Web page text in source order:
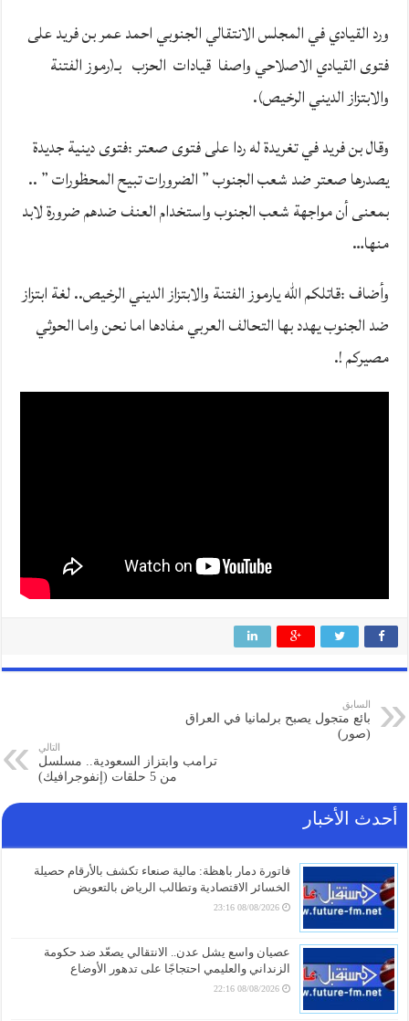
ورد القيادي في المجلس الانتقالي الجنوبي احمد عمر بن فريد على
فتوى القيادي الاصلاحي واصفا قيادات الحزب بـ(رموز الفتنة
والابتزاز الديني الرخيص).
وقال بن فريد في تغريدة له ردا على فتوى صعتر :فتوى دينية جديدة
يصدرها صعتر ضد شعب الجنوب ” الضرورات تبيح المحظورات ” ..
بمعنى أن مواجهة شعب الجنوب واستخدام العنف ضدهم ضرورة لابد
منها…
وأضاف :قاتلكم الله يارموز الفتنة والابتزاز الديني الرخيص.. لغة ابتزاز
ضد الجنوب يهدد بها التحالف العربي مفادها اما نحن واما الحوثي
مصيركم !.
السابق
بائع متجول يصبح برلمانيا في العراق
(صور)
التالي
ترامب وابتزاز السعودية.. مسلسل
من 5 حلقات (إنفوجرافيك)
أحدث الأخبار
فاتورة دمار باهظة: مالية صنعاء تكشف بالأرقام حصيلة
الخسائر الاقتصادية وتطالب الرياض بالتعويض
08/08/2026 23:16
عصيان واسع يشل عدن.. الانتقالي يصعّد ضد حكومة
الزنداني والعليمي احتجاجًا على تدهور الأوضاع
08/08/2026 22:16